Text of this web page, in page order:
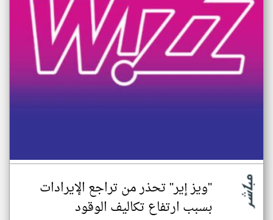
"ويز إير" تحذر من تراجع الإيرادات
بسبب ارتفاع تكاليف الوقود